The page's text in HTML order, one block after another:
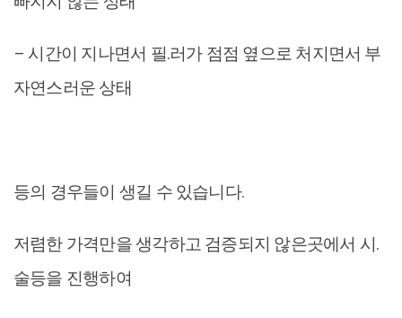
– 시간이 지나면서 필.러가 점점 옆으로 처지면서 부
자연스러운 상태
등의 경우들이 생길 수 있습니다.
저렴한 가격만을 생각하고 검증되지 않은곳에서 시.
술등을 진행하여